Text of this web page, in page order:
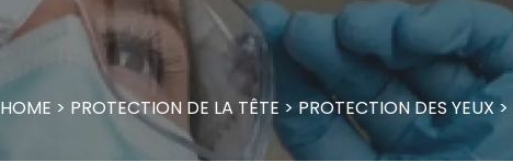
HOME > PROTECTION DE LA TÊTE > PROTECTION DES YEUX >